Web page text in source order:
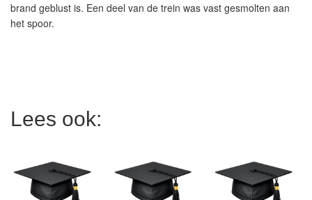
brand geblust is. Een deel van de trein was vast gesmolten aan
het spoor.
Lees ook: